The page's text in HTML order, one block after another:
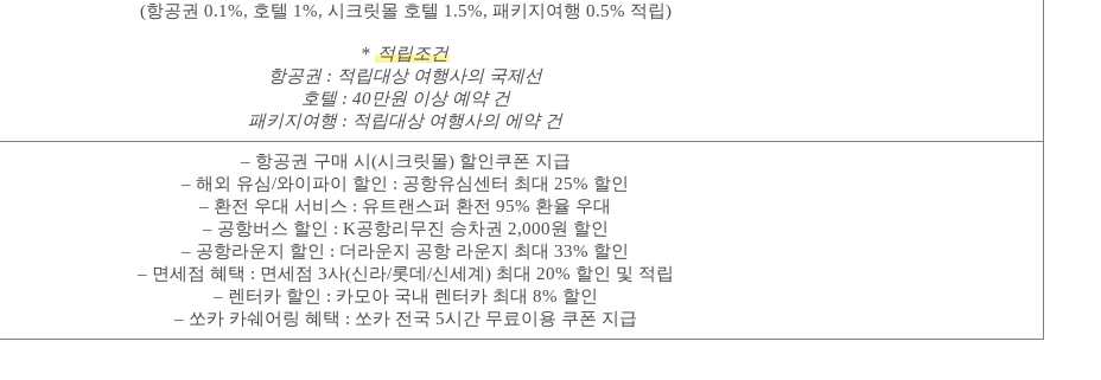
(항공권 0.1%, 호텔 1%, 시크릿몰 호텔 1.5%, 패키지여행 0.5% 적립)
*적립조건
항공권 : 적립대상 여행사의 국제선
호텔 : 40만원 이상 예약 건
패키지여행 : 적립대상 여행사의 에약 건
– 항공권 구매 시(시크릿몰) 할인쿠폰 지급
– 해외 유심/와이파이 할인 : 공항유심센터 최대 25% 할인
– 환전 우대 서비스 : 유트랜스퍼 환전 95% 환율 우대
– 공항버스 할인 : K공항리무진 승차권 2,000원 할인
– 공항라운지 할인 : 더라운지 공항 라운지 최대 33% 할인
– 면세점 혜택 : 면세점 3사(신라/롯데/신세계) 최대 20% 할인 및 적립
– 렌터카 할인 : 카모아 국내 렌터카 최대 8% 할인
– 쏘카 카쉐어링 혜택 : 쏘카 전국 5시간 무료이용 쿠폰 지급